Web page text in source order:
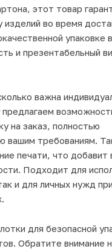
этот товар
во время
упаковке
и презентабельный
важна
на заказ, полностью
вашим требованиям.
печати, что добавит
Подходит для
и для личных нужд
для безопасной
Обратите внимание